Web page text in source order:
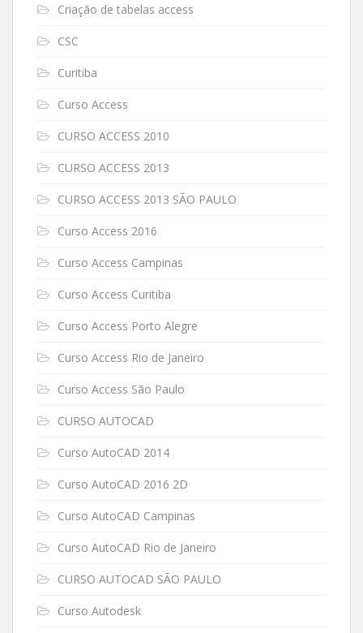
Criação de tabelas access
CSC
Curitiba
Curso Access
CURSO ACCESS 2010
CURSO ACCESS 2013
CURSO ACCESS 2013 SÃO PAULO
Curso Access 2016
Curso Access Campinas
Curso Access Curitiba
Curso Access Porto Alegre
Curso Access Rio de Janeiro
Curso Access São Paulo
CURSO AUTOCAD
Curso AutoCAD 2014
Curso AutoCAD 2016 2D
Curso AutoCAD Campinas
Curso AutoCAD Rio de Janeiro
CURSO AUTOCAD SÃO PAULO
Curso Autodesk